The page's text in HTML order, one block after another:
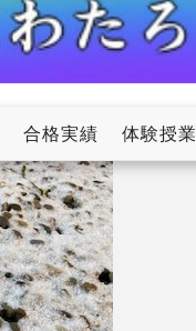
合格実績 体験授業